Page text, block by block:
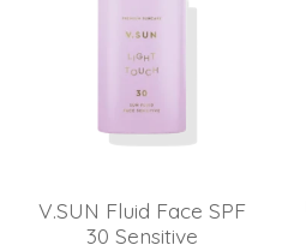
V.SUN Fluid Face SPF
30 Sensitive